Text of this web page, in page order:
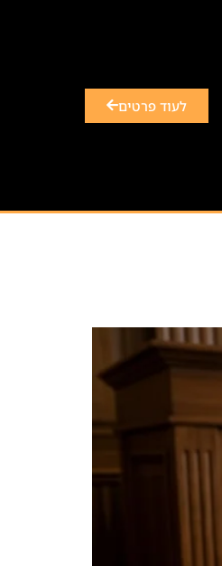
לעוד פרטים